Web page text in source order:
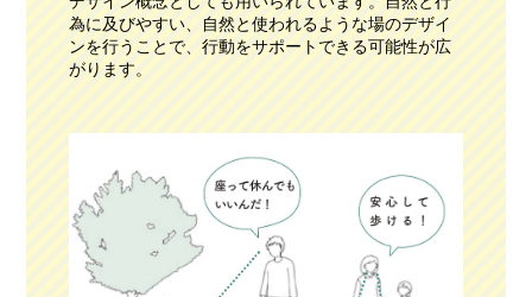
為に及びやすい、自然と使われるような場のデザイ
ンを行うことで、行動をサポートできる可能性が広
がります。